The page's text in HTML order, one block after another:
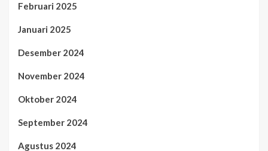
Februari 2025
Januari 2025
Desember 2024
November 2024
Oktober 2024
September 2024
Agustus 2024